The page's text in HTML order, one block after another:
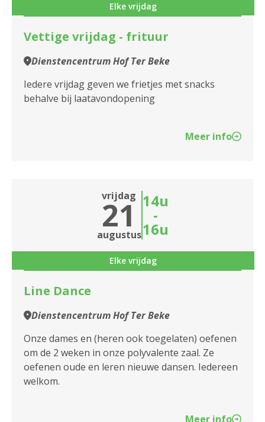
Elke vrijdag
Vettige vrijdag - frituur
Dienstencentrum Hof Ter Beke
Iedere vrijdag geven we frietjes met snacks
behalve bij laatavondopening
Meer info
vrijdag
21
augustus
14u
-
16u
Elke vrijdag
Line Dance
Dienstencentrum Hof Ter Beke
Onze dames en (heren ook toegelaten) oefenen
om de 2 weken in onze polyvalente zaal. Ze
oefenen oude en leren nieuwe dansen. Iedereen
welkom.
Meer info